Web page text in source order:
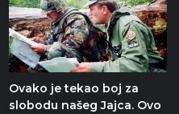
Ovako je tekao boj za
slobodu našeg Jajca. Ovo